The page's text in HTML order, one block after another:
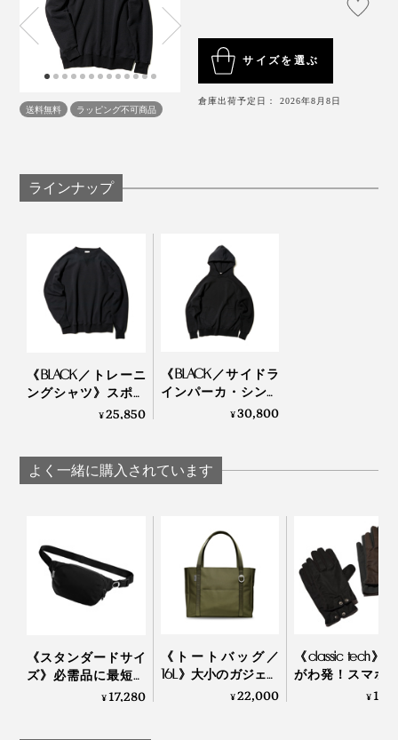
(左) ヴィンテージ、(右) 本品
腰元のリブ上に配されたネームタグも、当時のロゴを忠
います。
（ネイビー）が退色して、ナスのような紫になった経年変化の色。
ゆっくり時間をかけて編まれたスウェットは、じっくり
と時間をかけて味が深まっていきます。厚めのヘビーウ
エイジングも楽しめます。
写真はスポルディング社のヴィンテージスウェット
入手した当時のスポルディングのカタログを読み込んで
化を図っていたことが分かります。
1937〜1938 FALL & WINTER CATALOG
また、アイビーリーグの大学名や個人名が胸に印刷され
りのあるアイビーリーグの学生たちに支持されていたこ
とが想像できます。
送料無料 ラッピング不可商品
サイズを選ぶ
倉庫出荷予定日： 2026年8月8日
ラインナップ
《BLACK／トレーニ
ングシャツ》スポル
ディング社の名作か
Made in Japanで｜
A.G. Spalding & Bros
¥25,850
《BLACK／サイドラ
インパーカ・シング
ル》スポルディング
ク」をMade in
Japanで｜A.G.
¥30,800
よく一緒に購入されています
《スタンダードサイ
ズ》必需品に最短ア
クセス、誰でも整理
¥17,280
《トートバッグ／
16L》大小のガジェッ
トに住所が決まる、
¥22,000
《classic tech》
がわ発！スマホ
える、タフでホ
¥